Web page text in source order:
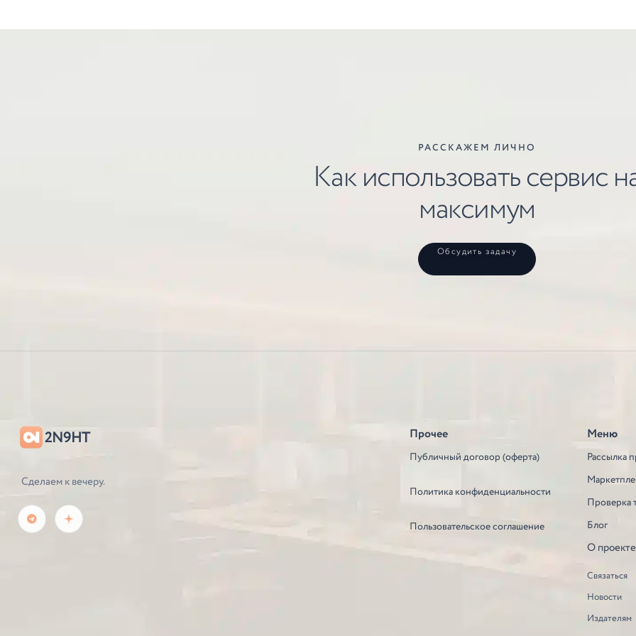
РАССКАЖЕМ ЛИЧНО
Как использовать сервис
максимум
Обсудить задачу
2N9HT
Сделаем к вечеру.
Прочее
Публичный договор (оферта)
Политика конфиденциальности
Пользовательское соглашение
Меню
Рассылка
Проверка
Блог
О проекте
Связаться
Новости
Издателям